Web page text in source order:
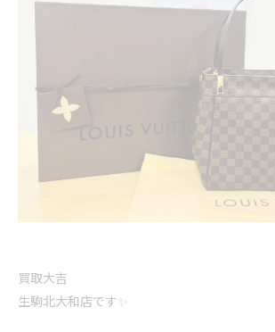
買取大吉
生駒北大和店です✨